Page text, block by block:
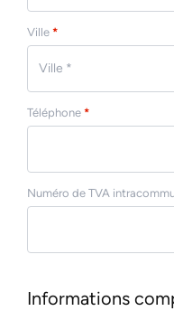
Ville *
Téléphone *
Numéro de TVA
Informations